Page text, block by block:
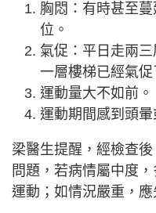
胸悶：有時甚至
位。
氣促：平日走兩
一層樓梯已經氣促
運動量大不如前。
運動期間感到頭
梁醫生提醒，經檢查
問題，若病情屬中度
運動；如情況嚴重，